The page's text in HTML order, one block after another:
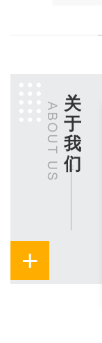
关
于
我
们
+